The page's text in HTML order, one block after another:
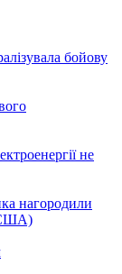
бойову
не
нагородили
США)